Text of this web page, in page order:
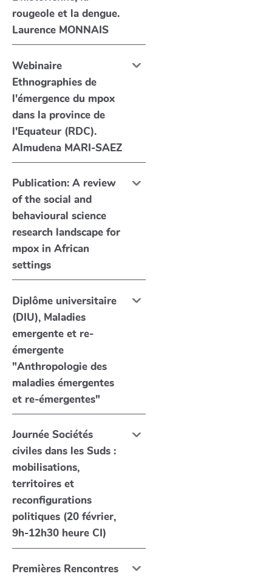
rougeole et la dengue.
Laurence MONNAIS
Webinaire
Ethnographies de
l'émergence du mpox
dans la province de
l'Equateur (RDC).
Almudena MARI-SAEZ
Publication: A review
of the social and
behavioural science
research landscape for
mpox in African
settings
Diplôme universitaire
(DIU), Maladies
emergente et re-
émergente
"Anthropologie des
maladies émergentes
et re-émergentes"
Journée Sociétés
civiles dans les Suds :
mobilisations,
territoires et
reconfigurations
politiques (20 février,
9h-12h30 heure CI)
Premières Rencontres